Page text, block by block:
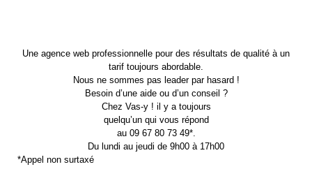
Une agence web professionnelle pour des résultats de qualité à un
tarif toujours abordable.
Nous ne sommes pas leader par hasard !
Besoin d’une aide ou d’un conseil ?
Chez Vas-y ! il y a toujours
quelqu’un qui vous répond
au 09 67 80 73 49*.
Du lundi au jeudi de 9h00 à 17h00
*Appel non surtaxé